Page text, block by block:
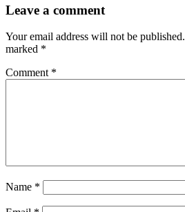
Leave a comment
Your email address will not be published.
marked *
Comment *
Name *